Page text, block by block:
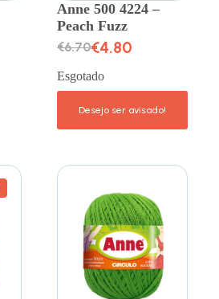
Anne 500 4224 –
Peach Fuzz
€6.70€4.80
Esgotado